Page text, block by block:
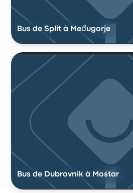
Bus de Split à Međugorje
Bus de Dubrovnik à Mostar